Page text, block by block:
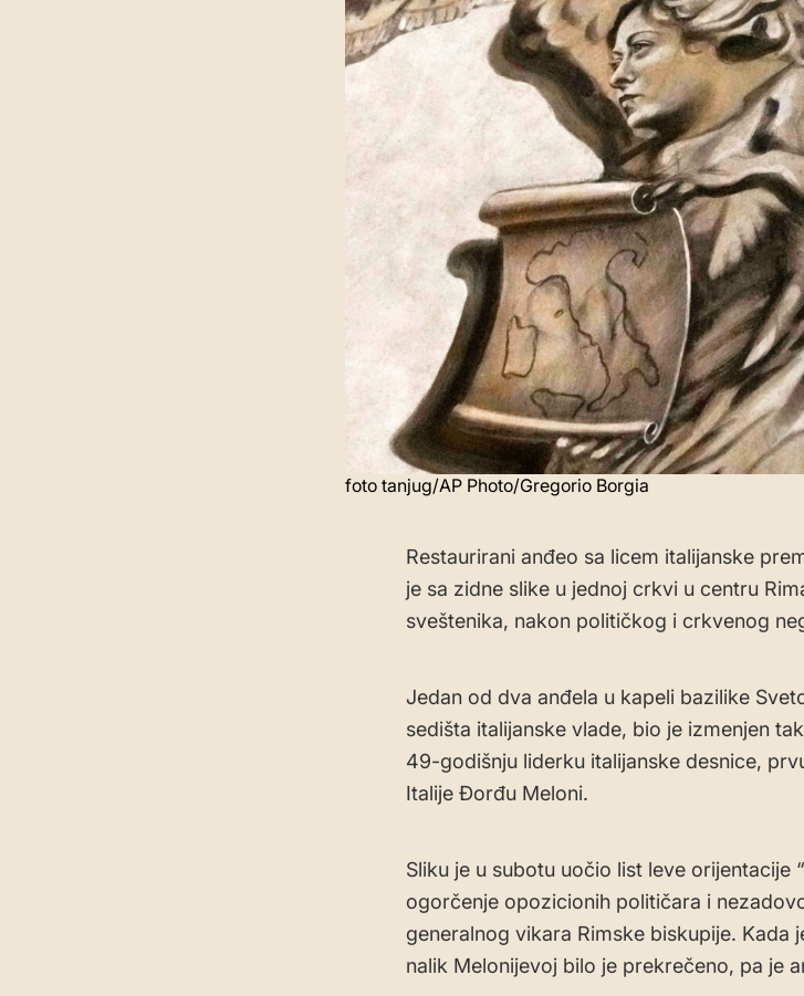
foto tanjug/AP Photo/Gregorio Borgia
Restaurirani anđeo sa licem italijanske
je sa zidne slike u jednoj crkvi u centru
sveštenika, nakon političkog i crkvenog
Jedan od dva anđela u kapeli bazilike
sedišta italijanske vlade, bio je izmenjen
49-godišnju liderku italijanske desnice,
Italije Đorđu Meloni.
Sliku je u subotu uočio list leve orijentacije
ogorčenje opozicionih političara i
generalnog vikara Rimske biskupije. Kada
nalik Melonijevoj bilo je prekrečeno, pa je